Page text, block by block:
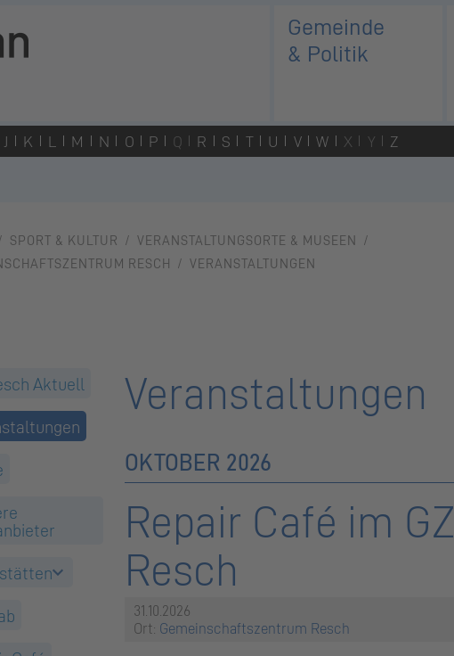
Gemeinde
& Politik
J K L M N O P Q R S T U V W X Y Z
SPORT & KULTUR
VERANSTALTUNGSORTE & MUSEEN
RESCH
VERANSTALTUNGEN
Aktuell
Veranstaltungen
OKTOBER 2026
Repair Café im GZ
Resch
31.10.2026
Ort: Gemeinschaftszentrum Resch